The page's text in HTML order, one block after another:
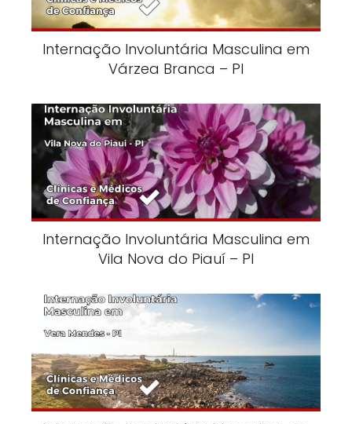
Internação Involuntária Masculina em
Várzea Branca – PI
Internação Involuntária Masculina em
Vila Nova do Piauí – PI